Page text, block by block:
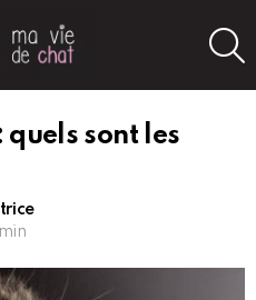
quels sont les